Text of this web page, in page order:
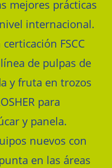
mejores prácticas
internacional.
FSCC
de pulpas de
y fruta en trozos
para
y panela.
nuevos con
en las áreas